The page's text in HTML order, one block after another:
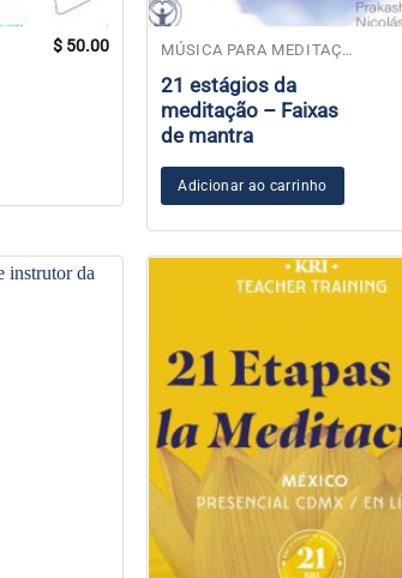
$50.00 MÚSICA PARA MEDITAÇÃO
21 estágios da
meditação – Faixas
de mantra
Adicionar ao carrinho